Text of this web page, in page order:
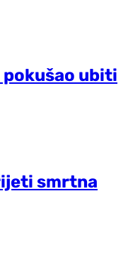
pokušao ubiti
smrtna